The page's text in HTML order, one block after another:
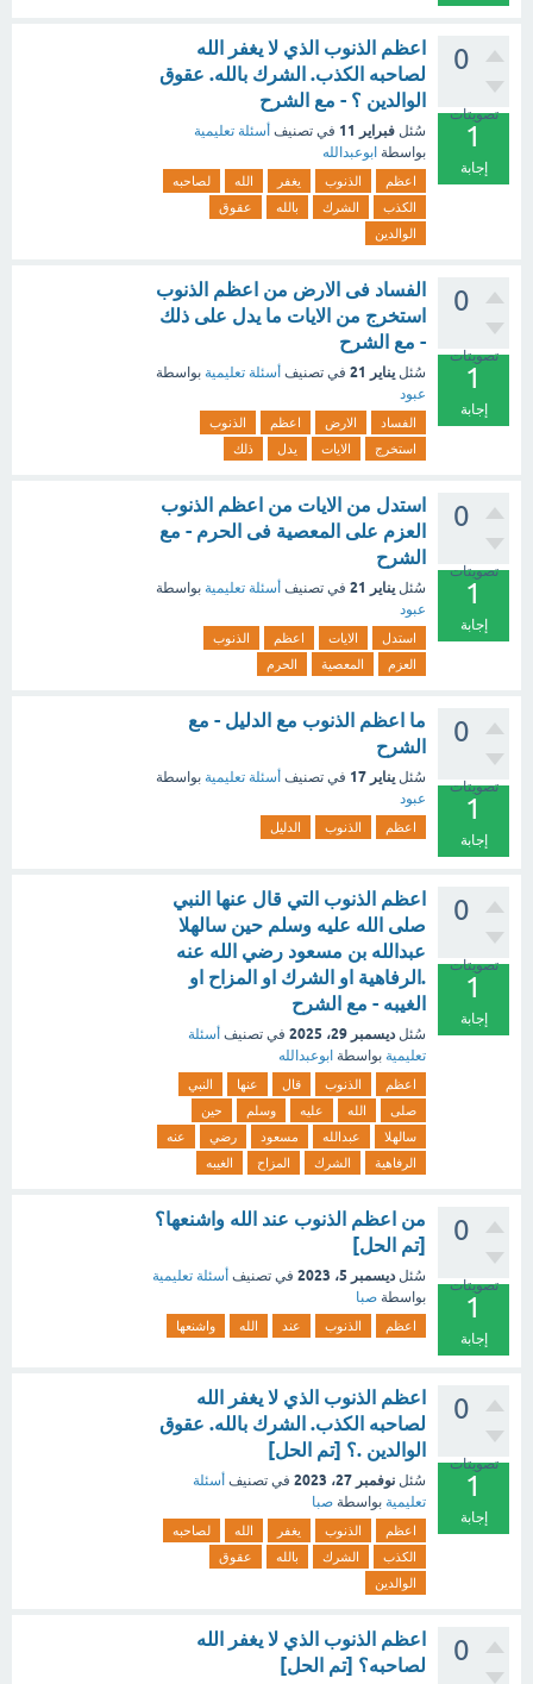
0
تصويتات
1
إجابة
اعظم الذنوب الذي لا يغفر الله
لصاحبه الكذب. الشرك بالله. عقوق
الوالدين ؟ - مع الشرح
سُئل فبراير 11 في تصنيف أسئلة تعليمية
بواسطة ابوعبدالله
اعظم الذنوب يغفر الله
لصاحبه
الكذب
الشرك بالله
عقوق
الوالدين
0
تصويتات
1
إجابة
الفساد فى الارض من اعظم الذنوب
استخرج من الايات ما يدل على ذلك
- مع الشرح
سُئل يناير 21 في تصنيف أسئلة تعليمية بواسطة
عبود
الفساد الارض اعظم
الذنوب
استخرج
الايات يدل ذلك
0
تصويتات
1
إجابة
استدل من الايات من اعظم الذنوب
العزم على المعصية فى الحرم - مع
الشرح
سُئل يناير 21 في تصنيف أسئلة تعليمية بواسطة
عبود
استدل الايات اعظم
الذنوب
العزم
المعصية الحرم
0
تصويتات
1
إجابة
ما اعظم الذنوب مع الدليل - مع
الشرح
سُئل يناير 17 في تصنيف أسئلة تعليمية بواسطة
عبود
اعظم الذنوب الدليل
0
تصويتات
1
إجابة
اعظم الذنوب التي قال عنها النبي
صلى الله عليه وسلم حين سالهلا
عبدالله بن مسعود رضي الله عنه
.الرفاهية او الشرك او المزاح او
الغيبه - مع الشرح
سُئل ديسمبر 29، 2025 في تصنيف أسئلة
تعليمية بواسطة ابوعبدالله
اعظم الذنوب قال عنها
النبي
صلى
الله عليه وسلم
حين
سالهلا
عبدالله مسعود رضي
عنه
الرفاهية
الشرك المزاح الغيبه
0
تصويتات
1
إجابة
من اعظم الذنوب عند الله واشنعها؟
[تم الحل]
سُئل ديسمبر 5، 2023 في تصنيف أسئلة تعليمية
بواسطة صبا
اعظم الذنوب عند الله واشنعها
0
تصويتات
1
إجابة
اعظم الذنوب الذي لا يغفر الله
لصاحبه الكذب. الشرك بالله. عقوق
الوالدين .؟ [تم الحل]
سُئل نوفمبر 27، 2023 في تصنيف أسئلة
تعليمية بواسطة صبا
اعظم الذنوب يغفر الله
لصاحبه
الكذب
الشرك بالله
عقوق
الوالدين
0
اعظم الذنوب الذي لا يغفر الله
لصاحبه؟ [تم الحل]